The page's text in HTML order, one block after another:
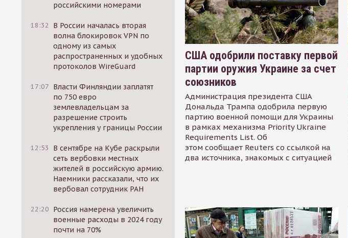
российскими номерами
18:32
В России началась вторая
волна блокировок VPN по
одному из самых
распространенных и удобных
протоколов WireGuard
17:07 Власти Финляндии заплатят
по 750 евро
землевладельцам за
разрешение строить
укрепления у границы России
12:53
В сентябре на Кубе раскрыли
сеть вербовки местных
жителей в российскую армию.
Наемники рассказали, что их
вербовал сотрудник РАН
22:20 Россия намерена увеличить
военные расходы в 2024 году
почти на 70%
США одобрили поставку первой
партии оружия Украине за счет
союзников
Администрация президента США
Дональда Трампа одобрила первую
партию военной помощи для Украины
в рамках механизма Priority Ukraine
Requirements List. Об
этом сообщает Reuters со ссылкой на
два источника, знакомых с ситуацией